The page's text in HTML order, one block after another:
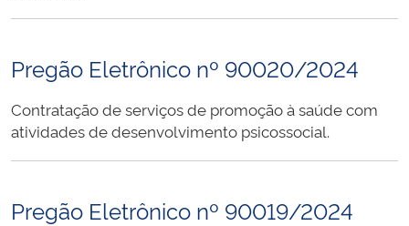
Pregão Eletrônico nº 90020/2024
Contratação de serviços de promoção à saúde com
atividades de desenvolvimento psicossocial.
Pregão Eletrônico nº 90019/2024